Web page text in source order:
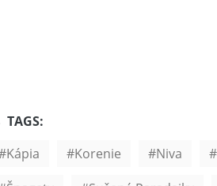
TAGS:
Kápia
Korenie Niva